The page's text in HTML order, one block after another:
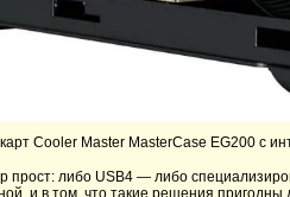
Cooler Master MasterCase EG200 с
прост: либо USB4 — либо